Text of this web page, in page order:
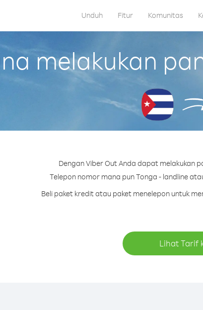
Unduh Fitur Komunitas
melakukan
Dengan Viber Out Anda dapat melakukan
Telepon nomor mana pun Tonga - landline
Beli paket kredit atau paket menelepon untuk
Lihat Tarif